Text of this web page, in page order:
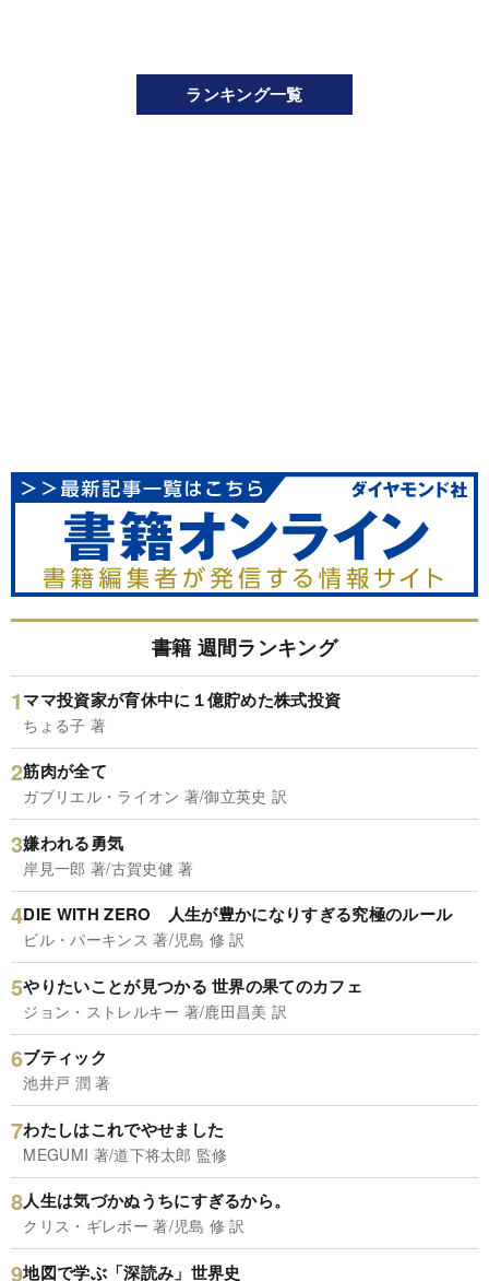
ランキング一覧
書籍 週間ランキング
ママ投資家が育休中に１億貯めた株式投資
ちょる子 著
筋肉が全て
ガブリエル・ライオン 著/御立英史 訳
嫌われる勇気
岸見一郎 著/古賀史健 著
DIE WITH ZERO 人生が豊かになりすぎる究極のルール
ビル・パーキンス 著/児島 修 訳
やりたいことが見つかる 世界の果てのカフェ
ジョン・ストレルキー 著/鹿田昌美 訳
ブティック
池井戸 潤 著
わたしはこれでやせました
MEGUMI 著/道下将太郎 監修
人生は気づかぬうちにすぎるから。
クリス・ギレボー 著/児島 修 訳
地図で学ぶ「深読み」世界史